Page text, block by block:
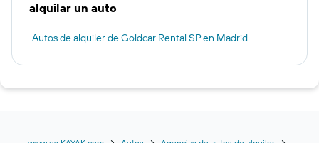
alquilar un auto
Autos de alquiler de Goldcar Rental SP en Madrid